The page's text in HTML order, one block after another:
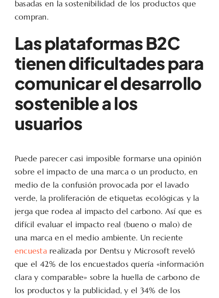
basadas en la sostenibilidad de los productos que
compran.
Las plataformas B2C
tienen dificultades para
comunicar el desarrollo
sostenible a los
usuarios
Puede parecer casi imposible formarse una opinión
sobre el impacto de una marca o un producto, en
medio de la confusión provocada por el lavado
verde, la proliferación de etiquetas ecológicas y la
jerga que rodea al impacto del carbono. Así que es
difícil evaluar el impacto real (bueno o malo) de
una marca en el medio ambiente. Un reciente
encuestarealizada por Dentsu y Microsoft reveló
que el 42% de los encuestados quería «información
clara y comparable» sobre la huella de carbono de
los productos y la publicidad, y el 34% de los